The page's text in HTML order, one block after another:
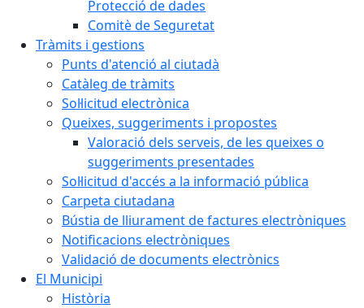
Protecció de dades
Comitè de Seguretat
Tràmits i gestions
Punts d'atenció al ciutadà
Catàleg de tràmits
Sol·licitud electrònica
Queixes, suggeriments i propostes
Valoració dels serveis, de les queixes o
suggeriments presentades
Sol·licitud d'accés a la informació pública
Carpeta ciutadana
Bústia de lliurament de factures electròniques
Notificacions electròniques
Validació de documents electrònics
El Municipi
Història